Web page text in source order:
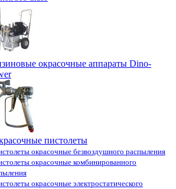
окрасочные аппараты Dino-
пистолеты
окрасочные безвоздушного распыления
окрасочные комбинированного
окрасочные электростатического